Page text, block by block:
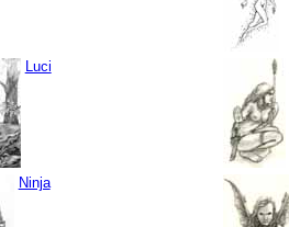
Luci
Ninja